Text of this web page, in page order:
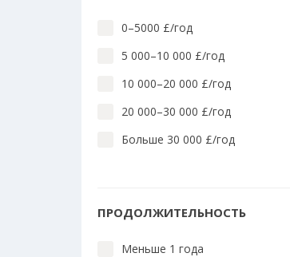
0–5000 £/год
5 000–10 000 £/год
10 000–20 000 £/год
20 000–30 000 £/год
Больше 30 000 £/год
ПРОДОЛЖИТЕЛЬНОСТЬ
Меньше 1 года